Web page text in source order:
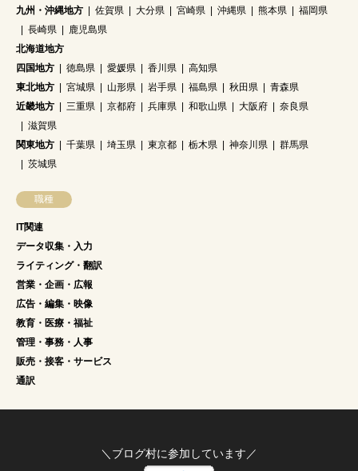
九州・沖縄地方
佐賀県 大分県 宮崎県 沖縄県 熊本県
福岡県
長崎県
鹿児島県
北海道地方
四国地方
徳島県 愛媛県 香川県
高知県
東北地方
宮城県 山形県 岩手県 福島県 秋田県
青森県
近畿地方
三重県 京都府 兵庫県 和歌山県 大阪府
奈良県
滋賀県
関東地方
千葉県 埼玉県 東京都 栃木県 神奈川県
群馬県
茨城県
職種
IT関連
データ収集・入力
ライティング・翻訳
営業・企画・広報
広告・編集・映像
教育・医療・福祉
管理・事務・人事
販売・接客・サービス
通訳
＼ブログ村に参加しています／